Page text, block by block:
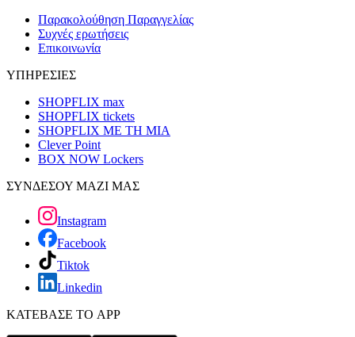
Παρακολούθηση Παραγγελίας
Συχνές ερωτήσεις
Επικοινωνία
ΥΠΗΡΕΣΙΕΣ
SHOPFLIX max
SHOPFLIX tickets
SHOPFLIX ΜΕ ΤΗ ΜΙΑ
Clever Point
BOX NOW Lockers
ΣΥΝΔΕΣΟΥ ΜΑΖΙ ΜΑΣ
Instagram
Facebook
Tiktok
Linkedin
ΚΑΤΕΒΑΣΕ ΤΟ APP